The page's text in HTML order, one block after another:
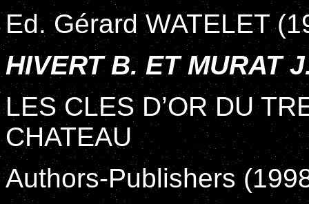
Ed. Gérard WATELET
HIVERT B. ET MURAT
LES CLES D’OR DU
CHATEAU
Authors-Publishers